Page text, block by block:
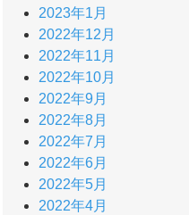
2023年1月
2022年12月
2022年11月
2022年10月
2022年9月
2022年8月
2022年7月
2022年6月
2022年5月
2022年4月